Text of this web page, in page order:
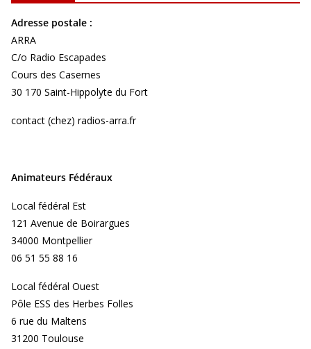
Adresse postale :
ARRA
C/o Radio Escapades
Cours des Casernes
30 170 Saint-Hippolyte du Fort
contact (chez) radios-arra.fr
Animateurs Fédéraux
Local fédéral Est
121 Avenue de Boirargues
34000 Montpellier
06 51 55 88 16
Local fédéral Ouest
Pôle ESS des Herbes Folles
6 rue du Maltens
31200 Toulouse